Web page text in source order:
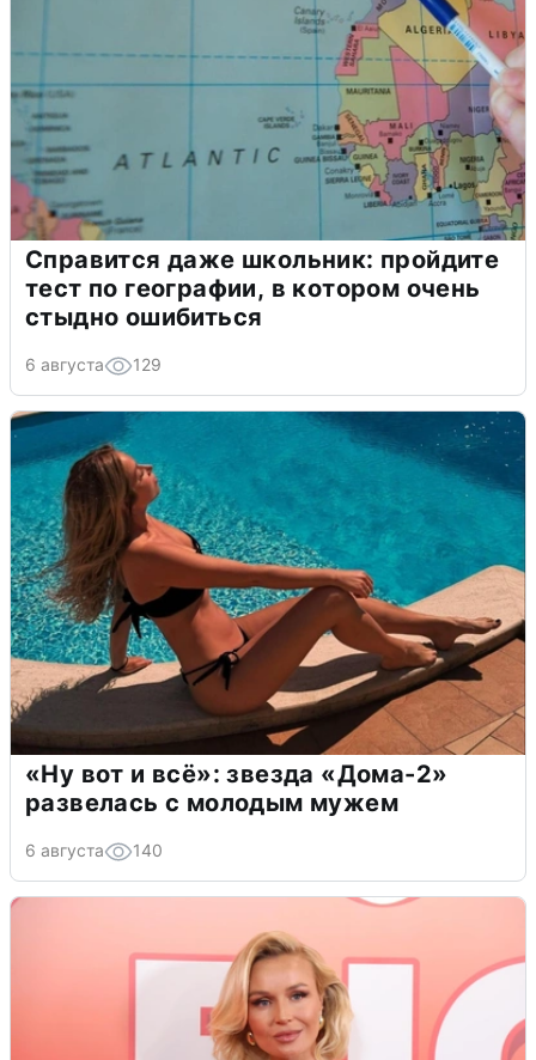
Справится даже школьник: пройдите
тест по географии, в котором очень
стыдно ошибиться
6 августа 129
«Ну вот и всё»: звезда «Дома-2»
развелась с молодым мужем
6 августа 140